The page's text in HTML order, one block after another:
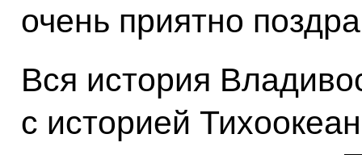
очень приятно
Вся история
с историей